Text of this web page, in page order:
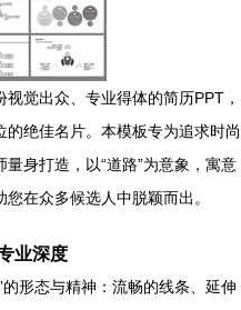
觉出众、专业得体的简历PPT，
绝佳名片。本模板专为追求时尚
身打造，以“道路”为意象，寓意
在众多候选人中脱颖而出。
业深度
形态与精神：流畅的线条、延伸